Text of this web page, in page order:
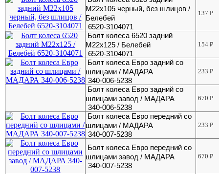
М22х105 черный, без шлицов /
Белебей
6520-3104071
137₽
Болт колеса 6520 задний
М22х125 / Белебей
6520-3104071
154₽
Болт колеса Евро задний со
шлицами / МАДАРА
340-006-5238
233₽
Болт колеса Евро задний со
шлицами завод / МАДАРА
340-006-5238
670₽
Болт колеса Евро передний со
шлицами / МАДАРА
340-007-5238
233₽
Болт колеса Евро передний со
шлицами завод / МАДАРА
340-007-5238
670₽